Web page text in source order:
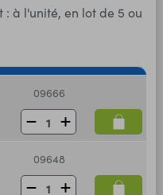
: à l'unité, en lot de 5 ou
09666
09648